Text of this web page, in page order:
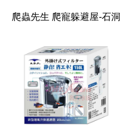
爬蟲先生 爬寵躲避屋-石洞